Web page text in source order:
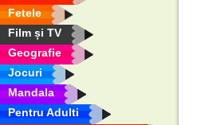
Fetele
Film și TV
Geografie
Jocuri
Mandala
Pentru Adulti